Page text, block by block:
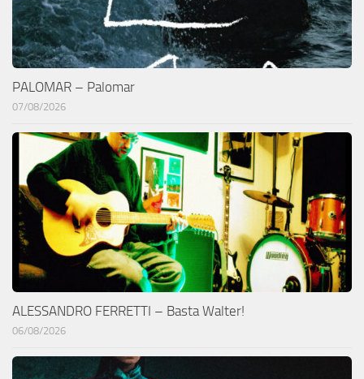
PALOMAR – Palomar
07/08/2026
ALESSANDRO FERRETTI – Basta Walter!
06/08/2026